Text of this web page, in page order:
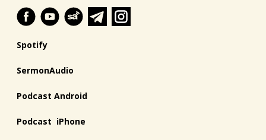
Spotify
SermonAudio
Podcast Android
Podcast iPhone